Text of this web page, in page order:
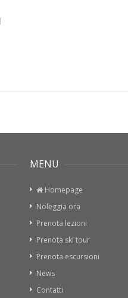
MENU
Homepage
Noleggia ora
Prenota lezioni
Prenota ski tour
Prenota escursioni
News
Contatti